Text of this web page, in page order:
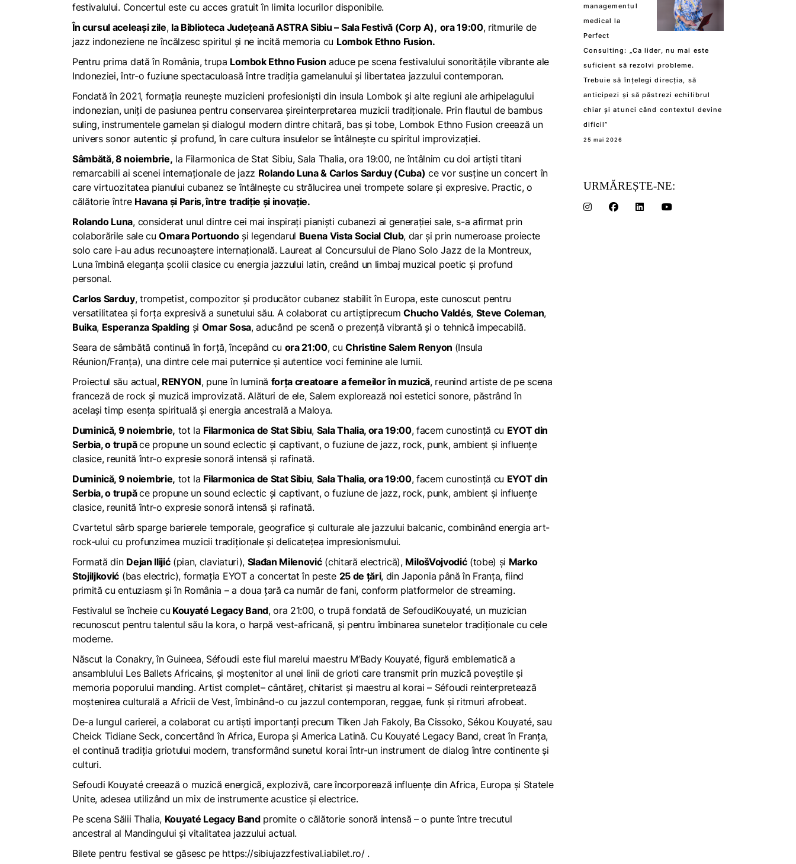
festivalului. Concertul este cu acces gratuit în limita locurilor disponibile.
În cursul aceleași zile, la Biblioteca Județeană ASTRA Sibiu – Sala Festivă (Corp A), ora 19:00, ritmurile de
jazz indoneziene ne încălzesc spiritul și ne incită memoria cu Lombok Ethno Fusion.
Pentru prima dată în România, trupa Lombok Ethno Fusion aduce pe scena festivalului sonoritățile vibrante ale
Indoneziei, într-o fuziune spectaculoasă între tradiția gamelanului și libertatea jazzului contemporan.
Fondată în 2021, formația reunește muzicieni profesioniști din insula Lombok și alte regiuni ale arhipelagului
indonezian, uniți de pasiunea pentru conservarea șireinterpretarea muzicii tradiționale. Prin flautul de bambus
suling, instrumentele gamelanși dialogul modern dintre chitară, bas și tobe, Lombok Ethno Fusion creează un
univers sonor autentic și profund, în care cultura insulelor se întâlnește cu spiritul improvizației.
Sâmbătă, 8 noiembrie, la Filarmonica de Stat Sibiu, Sala Thalia, ora 19:00, ne întâlnim cu doi artiști titani
remarcabili ai scenei internaționale de jazz Rolando Luna & Carlos Sarduy (Cuba) ce vor susține un concert în
care virtuozitatea pianului cubanez se întâlnește cu strălucirea unei trompete solare și expresive. Practic, o
călătorie între Havana și Paris, între tradiție și inovație.
Rolando Luna, considerat unul dintre cei mai inspirați pianiști cubanezi ai generației sale, s-a afirmat prin
colaborările sale cuOmara Portuondoși legendarul Buena Vista Social Club, dar și prin numeroase proiecte
solo care i-au adus recunoaștere internațională. Laureat al Concursului de Piano Solo Jazz de la Montreux,
Luna îmbină eleganța școlii clasice cu energia jazzului latin, creând un limbaj muzical poetic și profund
personal.
Carlos Sarduy, trompetist, compozitor și producător cubanez stabilit în Europa, este cunoscut pentru
versatilitatea și forța expresivă a sunetului său. A colaborat cu artiștiprecumChucho Valdés, Steve Coleman,
Buika, Esperanza Spalding și Omar Sosa, aducând pe scenă o prezență vibrantă și o tehnică impecabilă.
Seara de sâmbătă continuă în forță, începând cu ora 21:00, cuChristine Salem Renyon (Insula
Réunion/Franța), una dintre cele mai puternice și autentice voci feminine ale lumii.
Proiectul său actual, RENYON, pune în lumină forța creatoare a femeilor în muzică, reunind artiste de pe scena
franceză de rock și muzică improvizată. Alături de ele, Salem explorează noi estetici sonore, păstrând în
același timp esența spirituală și energia ancestrală a Maloya.
Duminică, 9 noiembrie, tot la Filarmonica de Stat Sibiu, Sala Thalia, ora 19:00, facem cunostință cu EYOT din
Serbia, o trupăce propune un sound eclectic și captivant, o fuziune de jazz, rock, punk, ambient și influențe
clasice, reunită într-o expresie sonoră intensă și rafinată.
Duminică, 9 noiembrie, tot la Filarmonica de Stat Sibiu, Sala Thalia, ora 19:00, facem cunostință cu EYOT din
Serbia, o trupăce propune un sound eclectic și captivant, o fuziune de jazz, rock, punk, ambient și influențe
clasice, reunită într-o expresie sonoră intensă și rafinată.
Cvartetul sârb sparge barierele temporale, geografice și culturale ale jazzului balcanic, combinând energia art-
rock-ului cu profunzimea muzicii tradiționale și delicatețea impresionismului.
Formată din Dejan Ilijić(pian, claviaturi), Slađan Milenović(chitară electrică), MilošVojvodić(tobe) și Marko
Stojiljković (bas electric), formația EYOT a concertat în peste 25 de țări, din Japonia până în Franța, fiind
primită cu entuziasm și în România – a doua țară ca număr de fani, conform platformelor de streaming.
Festivalul se încheie cu Kouyaté Legacy Band, ora 21:00, o trupă fondată de SefoudiKouyaté, un muzician
recunoscut pentru talentul său la kora, o harpă vest-africană, și pentru îmbinarea sunetelor tradiționale cu cele
moderne.
Născut la Conakry, în Guineea, Séfoudi este fiul marelui maestru M’Bady Kouyaté, figură emblematică a
ansamblului Les Ballets Africains, și moștenitor al unei linii de grioti care transmit prin muzică poveștile și
memoria poporului manding. Artist complet– cântăreț, chitarist și maestru al korai – Séfoudi reinterpretează
moștenirea culturală a Africii de Vest, îmbinând-o cu jazzul contemporan, reggae, funk și ritmuri afrobeat.
De-a lungul carierei, a colaborat cu artiști importanți precum Tiken Jah Fakoly, Ba Cissoko, Sékou Kouyaté, sau
Cheick Tidiane Seck, concertând în Africa, Europa și America Latină. Cu Kouyaté Legacy Band, creat în Franța,
el continuă tradiția griotului modern, transformând sunetul korai într-un instrument de dialog între continente și
culturi.
Sefoudi Kouyaté creează o muzică energică, explozivă, care încorporează influențe din Africa, Europa și Statele
Unite, adesea utilizând un mix de instrumente acustice și electrice.
Pe scena Sălii Thalia, Kouyaté Legacy Bandpromite o călătorie sonoră intensă – o punte între trecutul
ancestral al Mandingului și vitalitatea jazzului actual.
Bilete pentru festival se găsesc pe https://sibiujazzfestival.iabilet.ro/.
managementul
medical la
Perfect
Consulting: „Ca lider, nu mai este
suficient să rezolvi probleme.
Trebuie să înțelegi direcția, să
anticipezi și să păstrezi echilibrul
chiar și atunci când contextul devine
dificil”
25 mai 2026
URMĂREȘTE-NE: